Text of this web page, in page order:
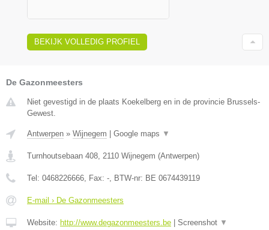
BEKIJK VOLLEDIG PROFIEL
De Gazonmeesters
Niet gevestigd in de plaats Koekelberg en in de provincie Brussels-
Gewest.
Antwerpen » Wijnegem Google maps ▼
Turnhoutsebaan 408 2110 Wijnegem (Antwerpen)
Tel: 0468226666 , Fax: - , BTW-nr: BE 0674439119
E-mail › De Gazonmeesters
Website: http://www.degazonmeesters.be Screenshot ▼